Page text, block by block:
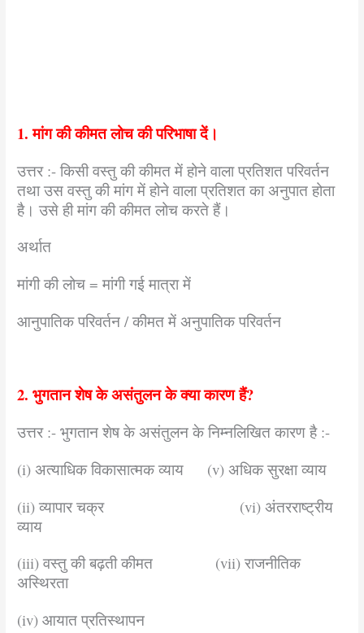
1. मांग की कीमत लोच की परिभाषा दें।
उत्तर :- किसी वस्तु की कीमत में होने वाला प्रतिशत परिवर्तन
तथा उस वस्तु की मांग में होने वाला प्रतिशत का अनुपात होता
है। उसे ही मांग की कीमत लोच करते हैं।
अर्थात
मांगी की लोच = मांगी गई मात्रा में
आनुपातिक परिवर्तन / कीमत में अनुपातिक परिवर्तन
2. भुगतान शेष के असंतुलन के क्या कारण हैं?
उत्तर :- भुगतान शेष के असंतुलन के निम्नलिखित कारण है :-
(i) अत्याधिक विकासात्मक व्याय (v) अधिक सुरक्षा व्याय
(ii) व्यापार चक्र (vi) अंतरराष्ट्रीय
व्याय
(iii) वस्तु की बढ़ती कीमत (vii) राजनीतिक
अस्थिरता
(iv) आयात प्रतिस्थापन